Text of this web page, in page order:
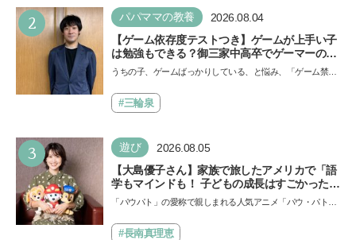
い…
2 パパママの教養 2026.08.04
【ゲーム依存度テストつき】ゲームが上手い子
は勉強もできる？御三家中高卒でゲーマーの医
師・阿部智史さんが教えるゲームしながら受験
で勝つためのメソッド
うちの子、ゲームばっかりしている、と悩み、「ゲーム禁
も…#三輪泉
3 遊び 2026.08.05
【大島優子さん】家族で旅したアメリカで「語
学もマインドも！ 子どもの成長はすごかった」
声優をつとめた映画『パウ・パトロール ザ・ダ
イノ・ムービー』ではあきらめなければ何でも
できると子どもに知ってほしい
「パウパト」の愛称で親しまれる人気アニメ「パウ・パトロ
ザ…#長南真理恵